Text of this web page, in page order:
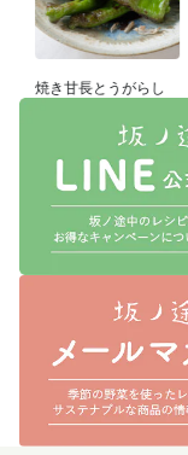
焼き甘長とうがらし